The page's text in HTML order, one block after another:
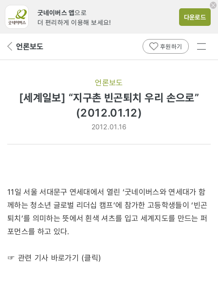
굿네이버스 앱으로
더 편리하게 이용해 보세요!
다운로드
뒤 언론보도 후원하기
전체
언론보도
[세계일보] “지구촌 빈곤퇴치 우리 손으로”
(2012.01.12)
2012.01.16
11일 서울 서대문구 연세대에서 열린 ‘굿네이버스와 연세대가 함
께하는 청소년 글로벌 리더십 캠프’에 참가한 고등학생들이 ‘빈곤
퇴치’를 의미하는 뜻에서 흰색 셔츠를 입고 세계지도를 만드는 퍼
포먼스를 하고 있다.
☞ 관련 기사 바로가기 (클릭)